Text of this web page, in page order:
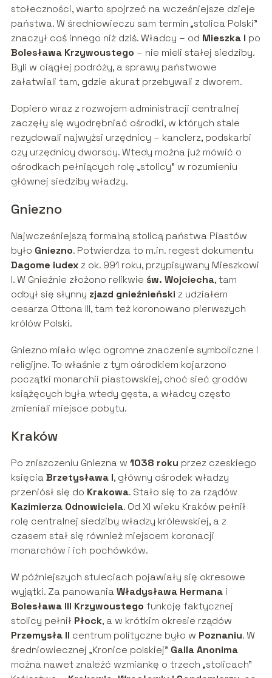
stołeczności, warto spojrzeć na wcześniejsze dzieje
państwa. W średniowieczu sam termin „stolica Polski”
znaczył coś innego niż dziś. Władcy – od Mieszka I po
Bolesława Krzywoustego – nie mieli stałej siedziby.
Byli w ciągłej podróży, a sprawy państwowe
załatwiali tam, gdzie akurat przebywali z dworem.
Dopiero wraz z rozwojem administracji centralnej
zaczęły się wyodrębniać ośrodki, w których stale
rezydowali najwyżsi urzędnicy – kanclerz, podskarbi
czy urzędnicy dworscy. Wtedy można już mówić o
ośrodkach pełniących rolę „stolicy” w rozumieniu
głównej siedziby władzy.
Gniezno
Najwcześniejszą formalną stolicą państwa Piastów
było Gniezno. Potwierdza to m.in. regest dokumentu
Dagome iudexz ok. 991 roku, przypisywany Mieszkowi
I. W Gnieźnie złożono relikwie św. Wojciecha, tam
odbył się słynny zjazd gnieźnieński z udziałem
cesarza Ottona III, tam też koronowano pierwszych
królów Polski.
Gniezno miało więc ogromne znaczenie symboliczne i
religijne. To właśnie z tym ośrodkiem kojarzono
początki monarchii piastowskiej, choć sieć grodów
książęcych była wtedy gęsta, a władcy często
zmieniali miejsce pobytu.
Kraków
Po zniszczeniu Gniezna w 1038 roku przez czeskiego
księciaBrzetysława I, główny ośrodek władzy
przeniósł się do Krakowa. Stało się to za rządów
Kazimierza Odnowiciela. Od XI wieku Kraków pełnił
rolę centralnej siedziby władzy królewskiej, a z
czasem stał się również miejscem koronacji
monarchów i ich pochówków.
W późniejszych stuleciach pojawiały się okresowe
wyjątki. Za panowaniaWładysława Hermanai
Bolesława III Krzywoustego funkcję faktycznej
stolicy pełnił Płock, a w krótkim okresie rządów
Przemysła II centrum polityczne było w Poznaniu. W
średniowiecznej „Kronice polskiej” Galla Anonima
można nawet znaleźć wzmiankę o trzech „stolicach”